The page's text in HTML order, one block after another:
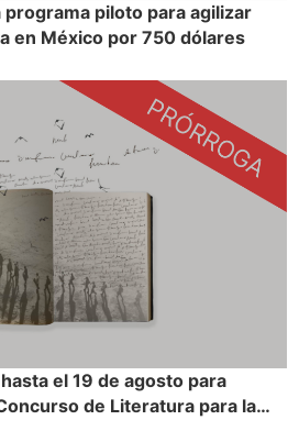
programa piloto para agilizar
en México por 750 dólares
el 19 de agosto para
de Literatura para la…